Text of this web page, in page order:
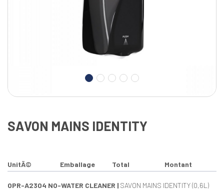
SAVON MAINS IDENTITY
UnitÃ© Emballage Total Montant
OPR-A2304 NO-WATER CLEANER | SAVON MAINS IDENTITY (0,6L)